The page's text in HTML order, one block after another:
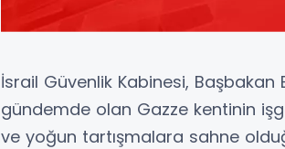
İsrail Güvenlik Kabinesi,
gündemde olan Gazze kentinin
ve yoğun tartışmalara sahne